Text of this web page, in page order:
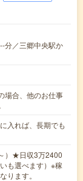
分／三郷中央駅か
場合、他のお仕事
入れば、長期でも
）★日収3万2400
も選べます）※稼
ります。